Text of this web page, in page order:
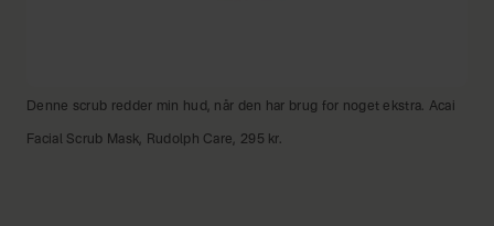
Denne scrub redder min hud, når den har brug for noget ekstra. Acai
Facial Scrub Mask, Rudolph Care, 295 kr.